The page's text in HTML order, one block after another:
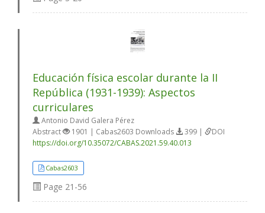
Educación física escolar durante la II
República (1931-1939): Aspectos
curriculares
Antonio David Galera Pérez
Abstract
1901 | Cabas2603 Downloads 399 |
DOI
https://doi.org/10.35072/CABAS.2021.59.40.013
Cabas2603
Page 21-56